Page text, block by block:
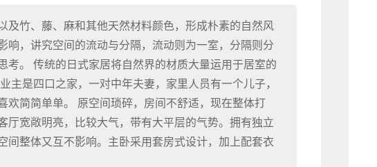
及竹、藤、麻和其他天然材料颜色，形成朴素的自然风
响，讲究空间的流动与分隔，流动则为一室，分隔则分
考。 传统的日式家居将自然界的材质大量运用于居室的
主是四口之家，一对中年夫妻，家里人员有一个儿子，
欢简简单单。 原空间琐碎，房间不舒适，现在整体打
厅宽敞明亮，比较大气，带有大平层的气势。拥有独立
间整体又互不影响。主卧采用套房式设计，加上配套衣